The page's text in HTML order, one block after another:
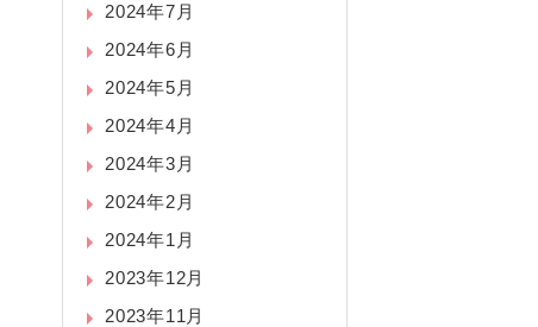
2024年7月
2024年6月
2024年5月
2024年4月
2024年3月
2024年2月
2024年1月
2023年12月
2023年11月